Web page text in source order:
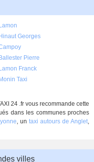
Lamon
Hinaut Georges
Ballester Pierre
Lamon Franck
Monin Taxi
24 .fr vous recommande cette
dans les communes proches
, un taxi autours de Anglet,
villes